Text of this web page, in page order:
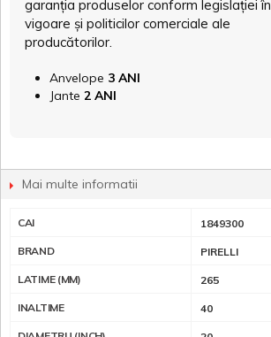
garanția produselor conform legislației în
vigoare și politicilor comerciale ale
producătorilor.
Anvelope 3 ANI
Jante 2 ANI
Mai multe informatii
CAI 1849300
BRAND PIRELLI
LATIME (MM) 265
INALTIME 40